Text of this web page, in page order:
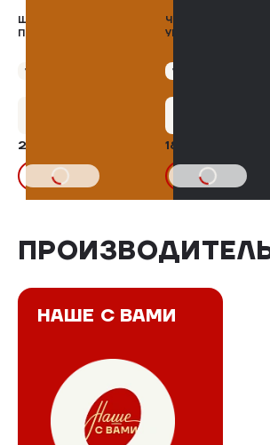
ШНИЦЕЛЬ В
ПРОВАНСКИХ ТРАВАХ
Упаковка 400 г
291,66 ₽
В КОРЗИНУ
ЧЕЧИЛ-СПАГЕТТИ
УКРОП+ЧЕСНОК
Упаковка 100 г
185,00 ₽
В КОРЗИНУ
НАШЕ С ВАМИ